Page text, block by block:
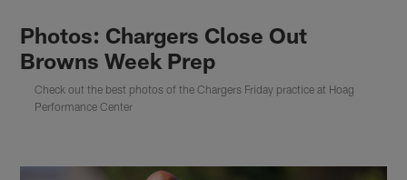
Photos: Chargers Close Out
Browns Week Prep
Check out the best photos of the Chargers Friday practice at Hoag
Performance Center